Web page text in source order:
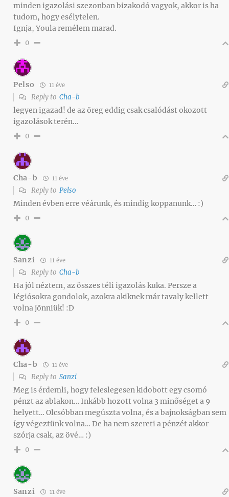
minden igazolási szezonban bizakodó vagyok, akkor is ha
tudom, hogy esélytelen.
Ignja, Youla remélem marad.
0
Pelso 11 éve
Reply to Cha-b
legyen igazad! de az öreg eddig csak csalódást okozott
igazolások terén…
0
Cha-b 11 éve
Reply to Pelso
Minden évben erre véárunk, és mindig koppanunk… :)
0
Sanzi 11 éve
Reply to Cha-b
Ha jól néztem, az összes téli igazolás kuka. Persze a
légiósokra gondolok, azokra akiknek már tavaly kellett
volna jönniük! :D
0
Cha-b 11 éve
Reply to Sanzi
Meg is érdemli, hogy feleslegesen kidobott egy csomó
pénzt az ablakon… Inkább hozott volna 3 minőséget a 9
helyett… Olcsóbban megúszta volna, és a bajnokságban sem
így végeztünk volna… De ha nem szereti a pénzét akkor
szórja csak, az övé… :)
0
Sanzi 11 éve